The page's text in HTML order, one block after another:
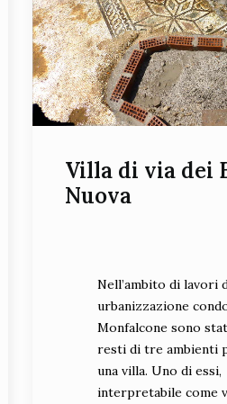
Villa di via dei
Nuova
Nell’ambito di lavori
urbanizzazione
Monfalcone sono
resti di tre ambienti
una villa. Uno di essi,
interpretabile come